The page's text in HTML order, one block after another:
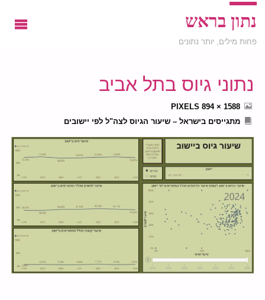
נתון בראש
פחות מילים, יותר נתונים
נתוני גיוס בתל אביב
FULL
SIZE
1588 × 894
PIXELS
מתגייסים בישראל – שיעור הגיוס לצה"ל לפי יישובים